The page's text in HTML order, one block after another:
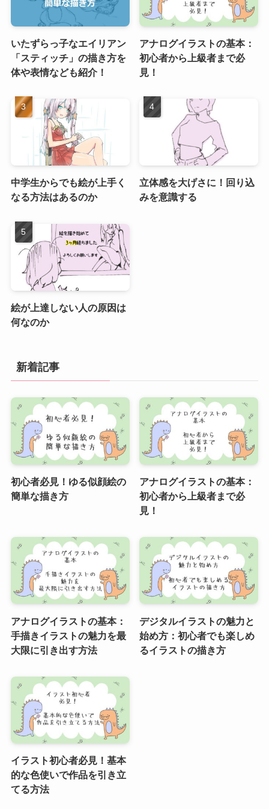
いたずらっ子なエイリアン
「スティッチ」の描き方を
体や表情なども紹介！
アナログイラストの基本：
初心者から上級者まで必
見！
中学生からでも絵が上手く
なる方法はあるのか
立体感を大げさに！回り込
みを意識する
絵が上達しない人の原因は
何なのか
新着記事
初心者必見！ゆる似顔絵の
簡単な描き方
アナログイラストの基本：
初心者から上級者まで必
見！
アナログイラストの基本：
手描きイラストの魅力を最
大限に引き出す方法
デジタルイラストの魅力と
始め方：初心者でも楽しめ
るイラストの描き方
イラスト初心者必見！基本
的な色使いで作品を引き立
てる方法